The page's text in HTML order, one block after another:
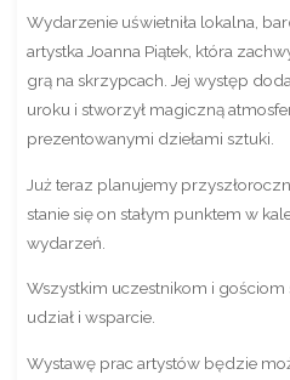
Wydarzenie uświetniła lokalna,
artystka Joanna Piątek, która
grą na skrzypcach. Jej występ
uroku i stworzył magiczną
prezentowanymi dziełami sztuki.
Już teraz planujemy
stanie się on stałym punktem w
wydarzeń.
Wszystkim uczestnikom i
udział i wsparcie.
Wystawę prac artystów będzie